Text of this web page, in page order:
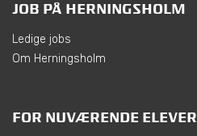
JOB PÅ HERNINGSHOLM
Ledige jobs
Om Herningsholm
FOR NUVÆRENDE ELEVER